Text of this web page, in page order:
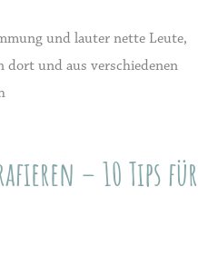
und lauter nette Leute,
dort und aus verschiedenen
– 10 Tips für